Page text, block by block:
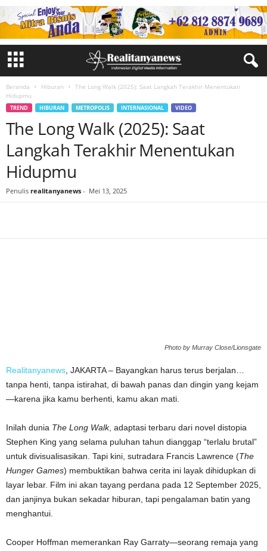
Beranda Hiburan
The Long Walk (2025): Saat Langkah Terakhir Menentukan
Hidupmu
TREND HIBURAN METROPOLIS INTERNASIONAL VIDEO
The Long Walk (2025): Saat
Langkah Terakhir Menentukan
Hidupmu
Penulis realitanyanews - Mei 13, 2025
Photo by Murray Close/Lionsgate
Realitanyanews , JAKARTA – Bayangkan harus terus berjalan…
tanpa henti, tanpa istirahat, di bawah panas dan dingin yang kejam
—karena jika kamu berhenti, kamu akan mati.
Inilah dunia The Long Walk, adaptasi terbaru dari novel distopia
Stephen King yang selama puluhan tahun dianggap “terlalu brutal”
untuk divisualisasikan. Tapi kini, sutradara Francis Lawrence (The
Hunger Games) membuktikan bahwa cerita ini layak dihidupkan di
layar lebar. Film ini akan tayang perdana pada 12 September 2025,
dan janjinya bukan sekadar hiburan, tapi pengalaman batin yang
menghantui.
Cooper Hoffman memerankan Ray Garraty—seorang remaja yang